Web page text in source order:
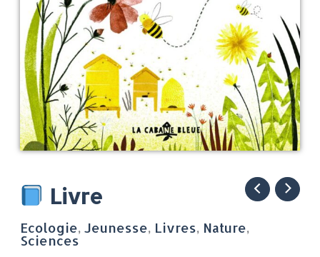
Livre
Ecologie, Jeunesse, Livres, Nature,
Sciences
quantité
de
Suis